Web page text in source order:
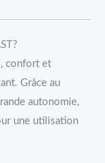
confort et
Grâce au
autonomie,
une utilisation